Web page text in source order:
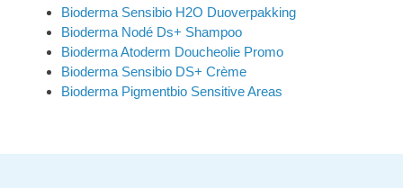
Bioderma Sensibio H2O Duoverpakking
Bioderma Nodé Ds+ Shampoo
Bioderma Atoderm Doucheolie Promo
Bioderma Sensibio DS+ Crème
Bioderma Pigmentbio Sensitive Areas